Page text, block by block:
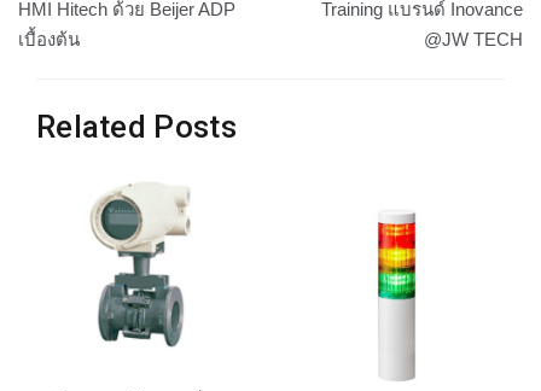
เรื่อง
HMI Hitech ด้วย Beijer ADP
เบื้องต้น
Training แบรนด์ Inovance
@JW TECH
Related Posts